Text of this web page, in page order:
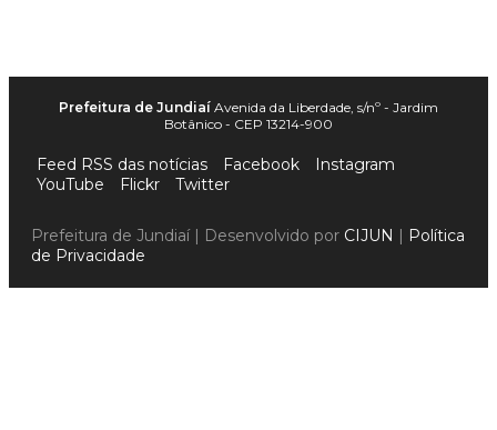
Prefeitura de Jundiaí Avenida da Liberdade, s/nº - Jardim
Botânico - CEP 13214-900
Feed RSS das notícias Facebook
Instagram
YouTube
Flickr Twitter
Prefeitura de Jundiaí | Desenvolvido por CIJUN | Política
de Privacidade